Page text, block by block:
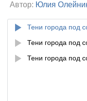
Автор: Юлия
Тени города под
Тени города под
Тени города под